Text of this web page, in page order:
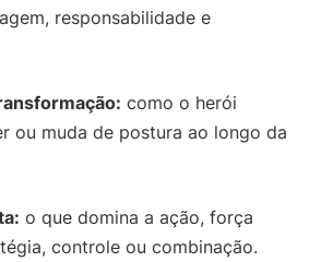
responsabilidade e
como o herói
ou muda de postura ao longo da
o que domina a ação, força
controle ou combinação.